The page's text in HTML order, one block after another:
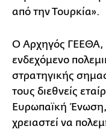
από την Τουρκία».
Ο Αρχηγός ΓΕΕΘΑ,
ενδεχόμενο
στρατηγικής
τους διεθνείς
Ευρωπαϊκή Ένωση,
χρειαστεί να